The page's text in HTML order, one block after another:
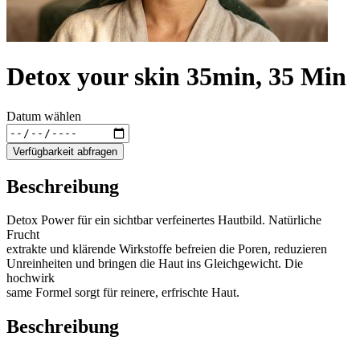
Detox your skin 35min, 35 Min
Datum wählen
Verfügbarkeit abfragen
Beschreibung
Detox Power für ein sichtbar verfeinertes Hautbild. Natürliche
Frucht
extrakte und klärende Wirkstoffe befreien die Poren, reduzieren
Unreinheiten und bringen die Haut ins Gleichgewicht. Die
hochwirk
same Formel sorgt für reinere, erfrischte Haut.
Beschreibung